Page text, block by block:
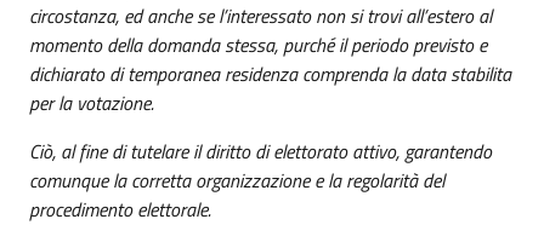
circostanza, ed anche se l’interessato non si trovi all’estero al
momento della domanda stessa, purché il periodo previsto e
dichiarato di temporanea residenza comprenda la data stabilita
per la votazione.
Ciò, al fine di tutelare il diritto di elettorato attivo, garantendo
comunque la corretta organizzazione e la regolarità del
procedimento elettorale.